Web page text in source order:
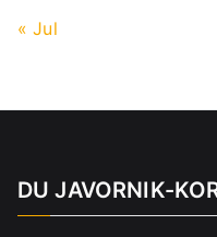
« Jul
DU JAVORNIK-